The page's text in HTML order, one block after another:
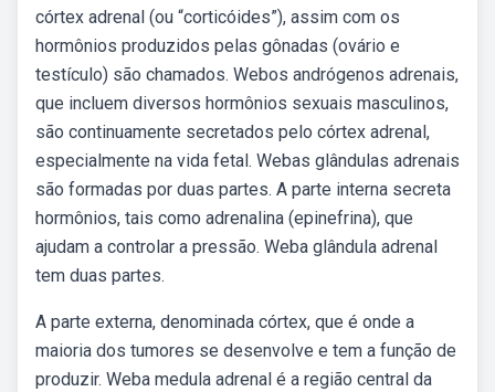
córtex adrenal (ou “corticóides”), assim com os
hormônios produzidos pelas gônadas (ovário e
testículo) são chamados. Webos andrógenos adrenais,
que incluem diversos hormônios sexuais masculinos,
são continuamente secretados pelo córtex adrenal,
especialmente na vida fetal. Webas glândulas adrenais
são formadas por duas partes. A parte interna secreta
hormônios, tais como adrenalina (epinefrina), que
ajudam a controlar a pressão. Weba glândula adrenal
tem duas partes.
A parte externa, denominada córtex, que é onde a
maioria dos tumores se desenvolve e tem a função de
produzir. Weba medula adrenal é a região central da